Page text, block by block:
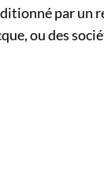
par
ou des